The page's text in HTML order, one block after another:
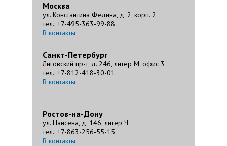
Москва
ул. Константина Федина, д. 2, корп. 2
тел.: +7-495-363-99-88
В контакты
Санкт-Петербург
Лиговский пр-т, д. 246, литер М, офис 3
тел.: +7-812-418-30-01
В контакты
Ростов-на-Дону
ул. Нансена, д. 146, литер Ч
тел.: +7-863-256-55-15
В контакты